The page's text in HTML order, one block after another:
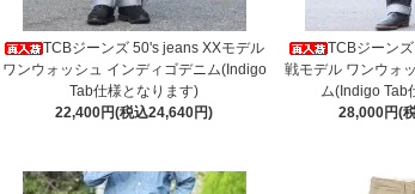
TCBジーンズ 50's jeans XXモデル
ワンウォッシュ インディゴデニム(Indigo
Tab仕様となります)
22,400円(税込24,640円)
TCBジーン
戦モデル ワンウォ
ム(Indigo Tab
28,000円(